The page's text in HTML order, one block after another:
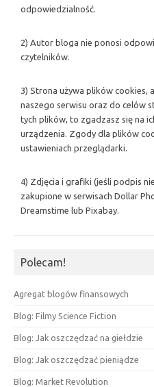
odpowiedzialność.
2) Autor bloga nie ponosi
czytelników.
3) Strona używa plików cookies,
naszego serwisu oraz do celów
tych plików, to zgadzasz się na
urządzenia. Zgody dla plików
ustawieniach przeglądarki.
4) Zdjęcia i grafiki (jeśli podpis
zakupione w serwisach Dollar
Dreamstime lub Pixabay.
Polecam!
Agregat blogów finansowych
Blog: Filmy Science Fiction
Blog: Jak oszczędzać na giełdzie
Blog: Jak oszczędzać pieniądze
Blog: Market Revolution